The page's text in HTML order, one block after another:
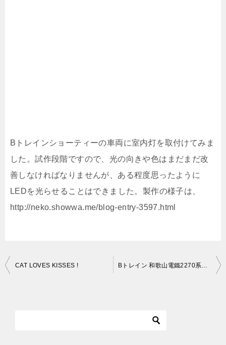
Bトレインショーティーの車両に室内灯を取付けてみま
した。試作段階ですので、光の向きや色はまだまだ改
善しなければなりませんが、ある程度思ったように
LEDを光らせることはできました。製作の様子は、
http://neko.showwa.me/blog-entry-3597.html
投
CAT LOVES KISSES ! Bトレイン 和歌山電鐵2270系たま電車に室内灯を取付けてみた。